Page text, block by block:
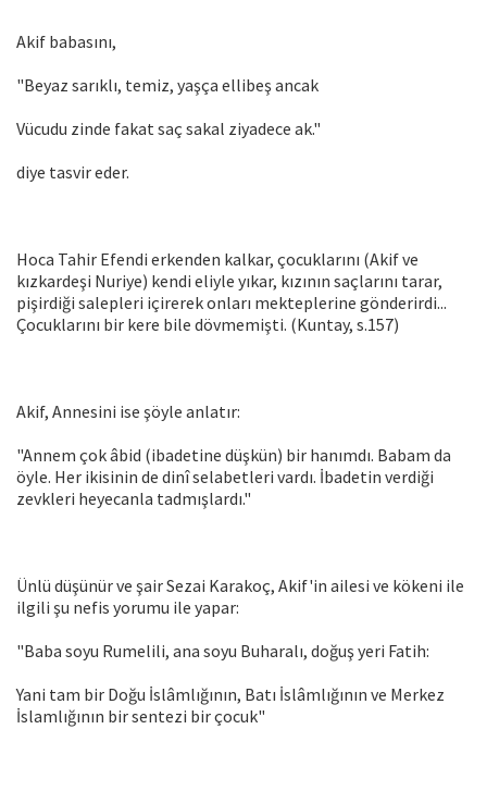
Akif babasını,
"Beyaz sarıklı, temiz, yaşça ellibeş ancak
Vücudu zinde fakat saç sakal ziyadece ak."
diye tasvir eder.
Hoca Tahir Efendi erkenden kalkar, çocuklarını (Akif ve
kızkardeşi Nuriye) kendi eliyle yıkar, kızının saçlarını tarar,
pişirdiği salepleri içirerek onları mekteplerine gönderirdi...
Çocuklarını bir kere bile dövmemişti. (Kuntay, s.157)
Akif, Annesini ise şöyle anlatır:
"Annem çok âbid (ibadetine düşkün) bir hanımdı. Babam da
öyle. Her ikisinin de dinî selabetleri vardı. İbadetin verdiği
zevkleri heyecanla tadmışlardı."
Ünlü düşünür ve şair Sezai Karakoç, Akif'in ailesi ve kökeni ile
ilgili şu nefis yorumu ile yapar:
"Baba soyu Rumelili, ana soyu Buharalı, doğuş yeri Fatih:
Yani tam bir Doğu İslâmlığının, Batı İslâmlığının ve Merkez
İslamlığının bir sentezi bir çocuk"